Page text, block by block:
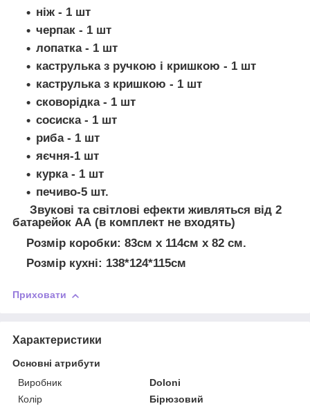
ніж - 1 шт
черпак - 1 шт
лопатка - 1 шт
каструлька з ручкою і кришкою - 1 шт
каструлька з кришкою - 1 шт
сковорідка - 1 шт
сосиска - 1 шт
риба - 1 шт
яєчня-1 шт
курка - 1 шт
печиво-5 шт.
Звукові та світлові ефекти живляться від 2
батарейок АА (в комплект не входять)
Розмір коробки: 83см х 114см х 82 см.
Розмір кухні: 138*124*115см
Приховати
Характеристики
Основні атрибути
Виробник
Doloni
Колір
Бірюзовий